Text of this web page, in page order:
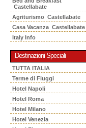
Castellabate
Agriturismo Castellabate
Casa Vacanza Castellabate
Italy Info
Destinazioni Speciali
TUTTA ITALIA
Terme di Fiuggi
Hotel Napoli
Hotel Roma
Hotel Milano
Hotel Venezia